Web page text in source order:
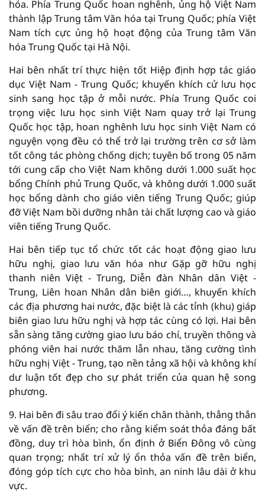
hóa. Phía Trung Quốc hoan nghênh, ủng hộ Việt Nam
thành lập Trung tâm Văn hóa tại Trung Quốc; phía Việt
Nam tích cực ủng hộ hoạt động của Trung tâm Văn
hóa Trung Quốc tại Hà Nội.
Hai bên nhất trí thực hiện tốt Hiệp định hợp tác giáo
dục Việt Nam - Trung Quốc; khuyến khích cử lưu học
sinh sang học tập ở mỗi nước. Phía Trung Quốc coi
trọng việc lưu học sinh Việt Nam quay trở lại Trung
Quốc học tập, hoan nghênh lưu học sinh Việt Nam có
nguyện vọng đều có thể trở lại trường trên cơ sở làm
tốt công tác phòng chống dịch; tuyên bố trong 05 năm
tới cung cấp cho Việt Nam không dưới 1.000 suất học
bổng Chính phủ Trung Quốc, và không dưới 1.000 suất
học bổng dành cho giáo viên tiếng Trung Quốc; giúp
đỡ Việt Nam bồi dưỡng nhân tài chất lượng cao và giáo
viên tiếng Trung Quốc.
Hai bên tiếp tục tổ chức tốt các hoạt động giao lưu
hữu nghị, giao lưu văn hóa như Gặp gỡ hữu nghị
thanh niên Việt - Trung, Diễn đàn Nhân dân Việt -
Trung, Liên hoan Nhân dân biên giới…, khuyến khích
các địa phương hai nước, đặc biệt là các tỉnh (khu) giáp
biên giao lưu hữu nghị và hợp tác cùng có lợi. Hai bên
sẵn sàng tăng cường giao lưu báo chí, truyền thông và
phóng viên hai nước thăm lẫn nhau, tăng cường tình
hữu nghị Việt - Trung, tạo nền tảng xã hội và không khí
dư luận tốt đẹp cho sự phát triển của quan hệ song
phương.
9. Hai bên đi sâu trao đổi ý kiến chân thành, thẳng thắn
về vấn đề trên biển; cho rằng kiểm soát thỏa đáng bất
đồng, duy trì hòa bình, ổn định ở Biển Đông vô cùng
quan trọng; nhất trí xử lý ổn thỏa vấn đề trên biển,
đóng góp tích cực cho hòa bình, an ninh lâu dài ở khu
vực.